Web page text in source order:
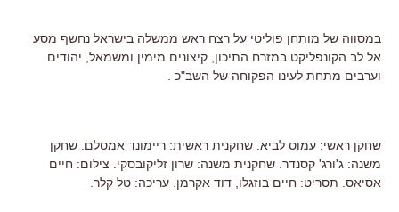
במסווה של מותחן פוליטי על רצח ראש ממשלה בישראל נחשף מסע
אל לב הקונפליקט במזרח התיכון, קיצונים מימין ומשמאל, יהודים
וערבים מתחת לעינו הפקוחה של השב"כ .
שחקן ראשי: עמוס לביא. שחקנית ראשית: ריימונד אמסלם. שחקן
משנה: ג'ורג' קסנדר. שחקנית משנה: שרון זליקובסקי. צילום: חיים
אסיאס. תסריט: חיים בוזגלו, דוד אקרמן. עריכה: טל קלר.